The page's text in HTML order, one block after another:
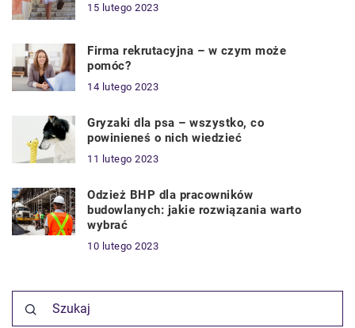
15 lutego 2023
Firma rekrutacyjna – w czym może
pomóc?
14 lutego 2023
Gryzaki dla psa – wszystko, co
powinieneś o nich wiedzieć
11 lutego 2023
Odzież BHP dla pracowników
budowlanych: jakie rozwiązania warto
wybrać
10 lutego 2023